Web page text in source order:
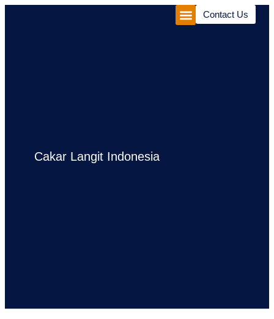
Cakar Langit Indonesia
Contact Us